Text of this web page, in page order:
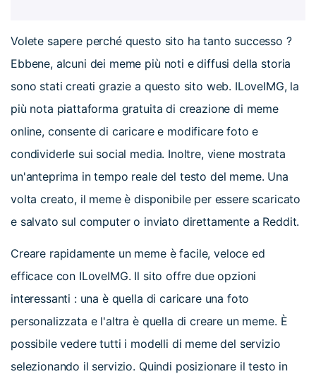
Volete sapere perché questo sito ha tanto successo ?
Ebbene, alcuni dei meme più noti e diffusi della storia
sono stati creati grazie a questo sito web. ILoveIMG, la
più nota piattaforma gratuita di creazione di meme
online, consente di caricare e modificare foto e
condividerle sui social media. Inoltre, viene mostrata
un'anteprima in tempo reale del testo del meme. Una
volta creato, il meme è disponibile per essere scaricato
e salvato sul computer o inviato direttamente a Reddit.
Creare rapidamente un meme è facile, veloce ed
efficace con ILoveIMG. Il sito offre due opzioni
interessanti : una è quella di caricare una foto
personalizzata e l'altra è quella di creare un meme. È
possibile vedere tutti i modelli di meme del servizio
selezionando il servizio. Quindi posizionare il testo in